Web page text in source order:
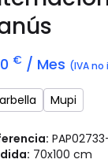
€ / Mes (IVA
Mupi
70x100 cm